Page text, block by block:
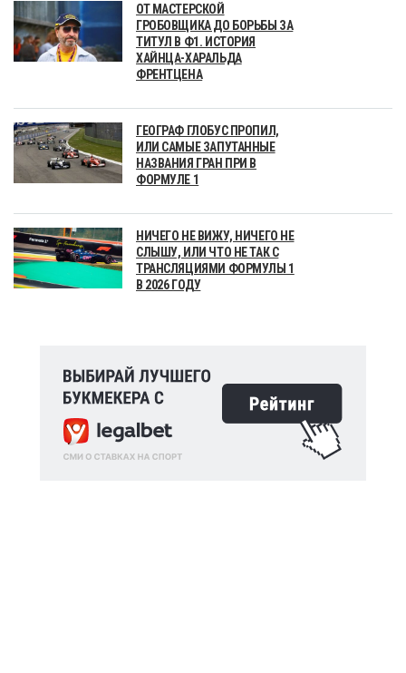
ОТ МАСТЕРСКОЙ
ГРОБОВЩИКА ДО БОРЬБЫ ЗА
ТИТУЛ В Ф1. ИСТОРИЯ
ХАЙНЦА-ХАРАЛЬДА
ФРЕНТЦЕНА
ГЕОГРАФ ГЛОБУС ПРОПИЛ,
ИЛИ САМЫЕ ЗАПУТАННЫЕ
НАЗВАНИЯ ГРАН ПРИ В
ФОРМУЛЕ 1
НИЧЕГО НЕ ВИЖУ, НИЧЕГО НЕ
СЛЫШУ, ИЛИ ЧТО НЕ ТАК С
ТРАНСЛЯЦИЯМИ ФОРМУЛЫ 1
В 2026 ГОДУ